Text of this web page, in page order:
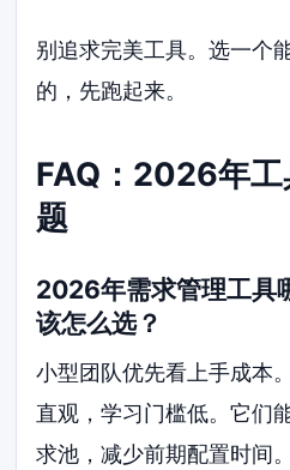
别追求完美工具。选一个
的，先跑起来。
FAQ：2026年工
题
2026年需求管理工具
该怎么选？
小型团队优先看上手成本
直观，学习门槛低。它们
求池，减少前期配置时间